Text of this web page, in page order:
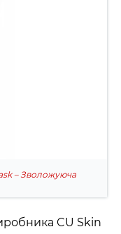
– Зволожуюча
CU Skin